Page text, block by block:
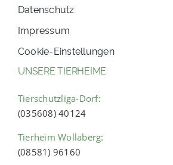
Datenschutz
Impressum
Cookie-Einstellungen
UNSERE TIERHEIME
Tierschutzliga-Dorf:
(035608) 40124
Tierheim Wollaberg:
(08581) 96160